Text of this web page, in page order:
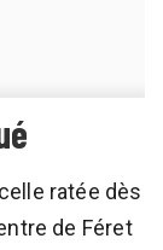
ratée dès
de Féret